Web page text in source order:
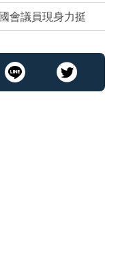
會議員現身力挺